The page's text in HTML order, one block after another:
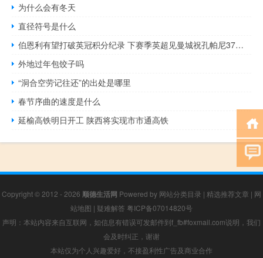
为什么会有冬天
直径符号是什么
伯恩利有望打破英冠积分纪录 下赛季英超见曼城祝孔帕尼37岁生日快乐致敬传奇
外地过年包饺子吗
“洞合空劳记往还”的出处是哪里
春节序曲的速度是什么
延榆高铁明日开工 陕西将实现市市通高铁
Copyright © 2012 - 2026 顺德生活网 Powered by 网站分类目录 | 精选推荐文章 | 网
站地图 | 疑难解答 粤ICP备07014820号
声明：本站内容来自互联网，如信息有错误可发邮件到f_fb#foxmail.com说明，我们
会及时纠正，谢谢
本站仅为个人兴趣爱好，不接盈利性广告及商业合作